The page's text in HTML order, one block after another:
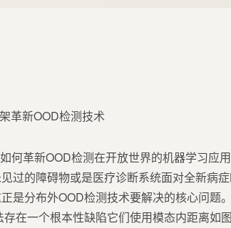
何革新OOD检测在开放世界的机器学习应
过的障碍物或是医疗诊断系统面对全新
是分布外OOD检测技术要解决的核心问题
在一个根本性缺陷它们使用模态内距离如